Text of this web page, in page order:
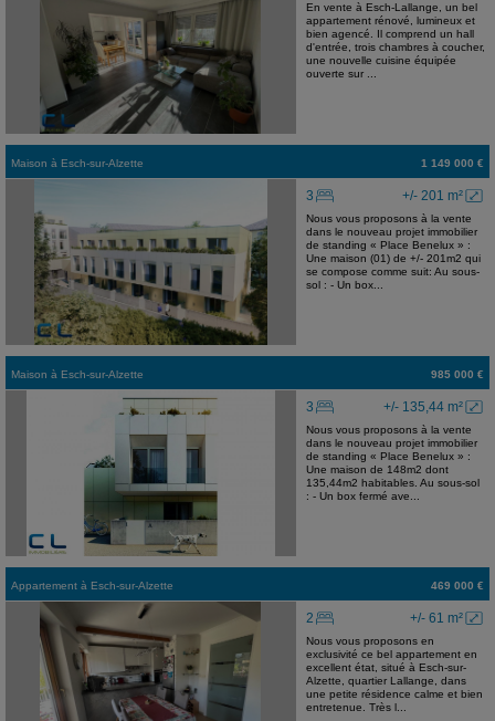
En vente à Esch-Lallange, un bel
appartement rénové, lumineux et
bien agencé. Il comprend un hall
d'entrée, trois chambres à coucher,
une nouvelle cuisine équipée
ouverte sur ...
Maison à Esch-sur-Alzette 1 149 000 €
+/- 201 m²
3
Nous vous proposons à la vente
dans le nouveau projet immobilier
de standing « Place Benelux » :
Une maison (01) de +/- 201m2 qui
se compose comme suit: Au sous-
sol : - Un box...
Maison à Esch-sur-Alzette 985 000 €
+/- 135,44 m²
3
Nous vous proposons à la vente
dans le nouveau projet immobilier
de standing « Place Benelux » :
Une maison de 148m2 dont
135,44m2 habitables. Au sous-sol
: - Un box fermé ave...
Appartement à Esch-sur-Alzette 469 000 €
+/- 61 m²
2
Nous vous proposons en
exclusivité ce bel appartement en
excellent état, situé à Esch-sur-
Alzette, quartier Lallange, dans
une petite résidence calme et bien
entretenue. Très l...